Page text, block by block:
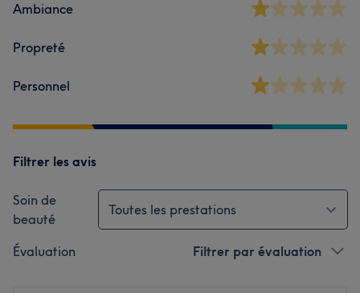
Ambiance
Propreté
Personnel
Filtrer les avis
Soin de
beauté
Toutes les prestations
Évaluation Filtrer par évaluation